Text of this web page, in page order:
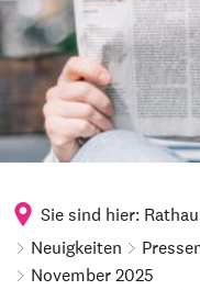
Sie sind hier:
Neuigkeiten
November 2025